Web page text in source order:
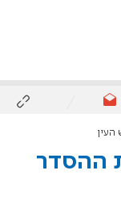
העין
ההסדר